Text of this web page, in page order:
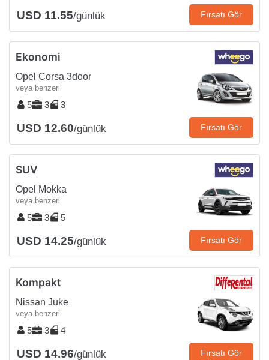
USD 11.55/günlük Fırsatı Gör
Ekonomi
Opel Corsa 3door
veya benzeri
5 3 3
USD 12.60/günlük Fırsatı Gör
SUV
Opel Mokka
veya benzeri
5 3 5
USD 14.25/günlük Fırsatı Gör
Kompakt
Nissan Juke
veya benzeri
5 3 4
USD 14.96/günlük Fırsatı Gör